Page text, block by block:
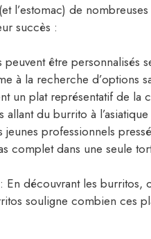
l’estomac) de
succès :
peuvent être personnalisés
à la recherche d’options
un plat représentatif de la
allant du burrito à
jeunes professionnels
complet dans une seule
: En découvrant les burritos,
souligne combien ces